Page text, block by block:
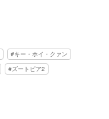
キー・ホイ・クァン
ズートピア2